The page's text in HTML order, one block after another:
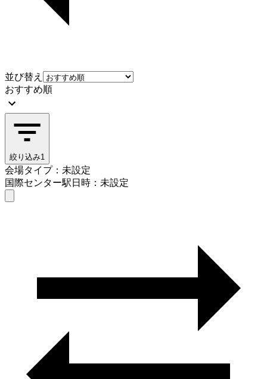
並び替え
おすすめ順
絞り込み1
会場タイプ：未設定
国際センター駅日時：未設定